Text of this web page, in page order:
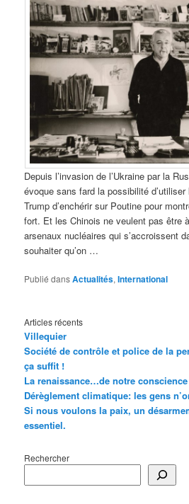
Depuis l’invasion de l’Ukraine par la
évoque sans fard la possibilité d’utiliser
Trump d’enchérir sur Poutine pour
fort. Et les Chinois ne veulent pas être
arsenaux nucléaires qui s’accroissent
souhaiter qu’on …
Publié dansActualités,International
Articles récents
Villequier
Société de contrôle et police de la
ça suffit !
La renaissance…de notre
Dérèglement climatique: les gens
Si nous voulons la paix, un
essentiel.
Rechercher